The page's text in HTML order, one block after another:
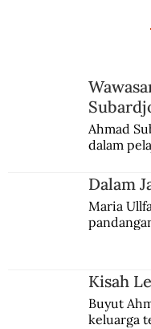
Bagaimana
Mahapatih?
Ahmad
dalam
Jules
Dalam
Maria
Kisah
Buyut
keluarga